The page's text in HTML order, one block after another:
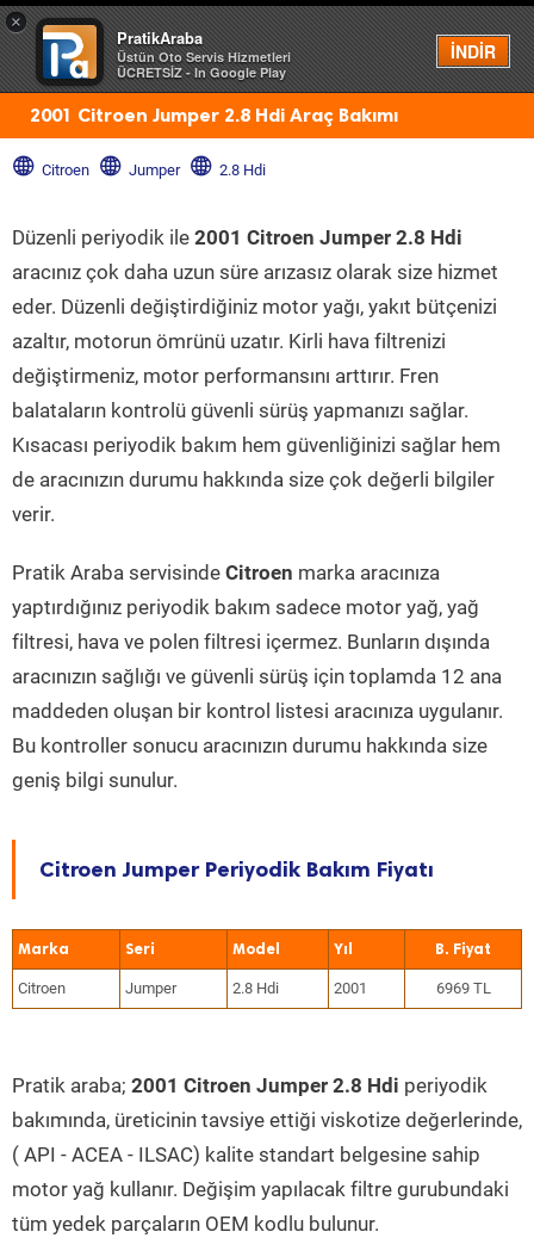
×
PratikAraba
Üstün Oto Servis Hizmetleri
ÜCRETSİZ - In Google Play
İNDİR
Menü
2001 Citroen Jumper 2.8 Hdi Araç Bakımı
Citroen Jumper 2.8 Hdi
Düzenli periyodik ile 2001 Citroen Jumper 2.8 Hdi
aracınız çok daha uzun süre arızasız olarak size hizmet
eder. Düzenli değiştirdiğiniz motor yağı, yakıt bütçenizi
azaltır, motorun ömrünü uzatır. Kirli hava filtrenizi
değiştirmeniz, motor performansını arttırır. Fren
balataların kontrolü güvenli sürüş yapmanızı sağlar.
Kısacası periyodik bakım hem güvenliğinizi sağlar hem
de aracınızın durumu hakkında size çok değerli bilgiler
verir.
Pratik Araba servisinde Citroen marka aracınıza
yaptırdığınız periyodik bakım sadece motor yağ, yağ
filtresi, hava ve polen filtresi içermez. Bunların dışında
aracınızın sağlığı ve güvenli sürüş için toplamda 12 ana
maddeden oluşan bir kontrol listesi aracınıza uygulanır.
Bu kontroller sonucu aracınızın durumu hakkında size
geniş bilgi sunulur.
Citroen Jumper Periyodik Bakım Fiyatı
Marka Seri Model Yıl
Citroen Jumper 2.8 Hdi 2001 6969 TL
Pratik araba; 2001 Citroen Jumper 2.8 Hdi periyodik
bakımında, üreticinin tavsiye ettiği viskotize değerlerinde,
( API - ACEA - ILSAC) kalite standart belgesine sahip
motor yağ kullanır. Değişim yapılacak filtre gurubundaki
tüm yedek parçaların OEM kodlu bulunur.